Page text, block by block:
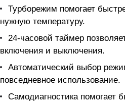
Турборежим помогает
нужную температуру.
24-часовой таймер
включения и выключения.
Автоматический выбор
повседневное использование.
Самодиагностика помогает